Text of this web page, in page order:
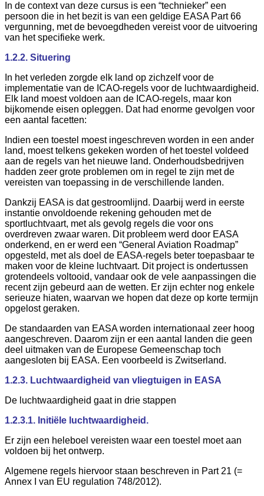
In de context van deze cursus is een “technieker” een
persoon die in het bezit is van een geldige EASA Part 66
vergunning, met de bevoegdheden vereist voor de uitvoering
van het specifieke werk.
1.2.2. Situering
In het verleden zorgde elk land op zichzelf voor de
implementatie van de ICAO-regels voor de luchtwaardigheid.
Elk land moest voldoen aan de ICAO-regels, maar kon
bijkomende eisen opleggen. Dat had enorme gevolgen voor
een aantal facetten:
Indien een toestel moest ingeschreven worden in een ander
land, moest telkens gekeken worden of het toestel voldeed
aan de regels van het nieuwe land. Onderhoudsbedrijven
hadden zeer grote problemen om in regel te zijn met de
vereisten van toepassing in de verschillende landen.
Dankzij EASA is dat gestroomlijnd. Daarbij werd in eerste
instantie onvoldoende rekening gehouden met de
sportluchtvaart, met als gevolg regels die voor ons
overdreven zwaar waren. Dit probleem werd door EASA
onderkend, en er werd een “General Aviation Roadmap”
opgesteld, met als doel de EASA-regels beter toepasbaar te
maken voor de kleine luchtvaart. Dit project is ondertussen
grotendeels voltooid, vandaar ook de vele aanpassingen die
recent zijn gebeurd aan de wetten. Er zijn echter nog enkele
serieuze hiaten, waarvan we hopen dat deze op korte termijn
opgelost geraken.
De standaarden van EASA worden internationaal zeer hoog
aangeschreven. Daarom zijn er een aantal landen die geen
deel uitmaken van de Europese Gemeenschap toch
aangesloten bij EASA. Een voorbeeld is Zwitserland.
1.2.3. Luchtwaardigheid van vliegtuigen in EASA
De luchtwaardigheid gaat in drie stappen
1.2.3.1. Initiële luchtwaardigheid.
Er zijn een heleboel vereisten waar een toestel moet aan
voldoen bij het ontwerp.
Algemene regels hiervoor staan beschreven in Part 21 (=
Annex I van EU regulation 748/2012).